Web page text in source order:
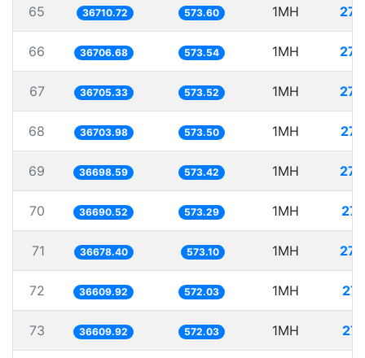
65 36710.72 573.60 1MH
66 36706.68 573.54 1MH
67 36705.33 573.52 1MH
68 36703.98 573.50 1MH
69 36698.59 573.42 1MH
70 36690.52 573.29 1MH
71 36678.40 573.10 1MH
72 36609.92 572.03 1MH
73 36609.92 572.03 1MH